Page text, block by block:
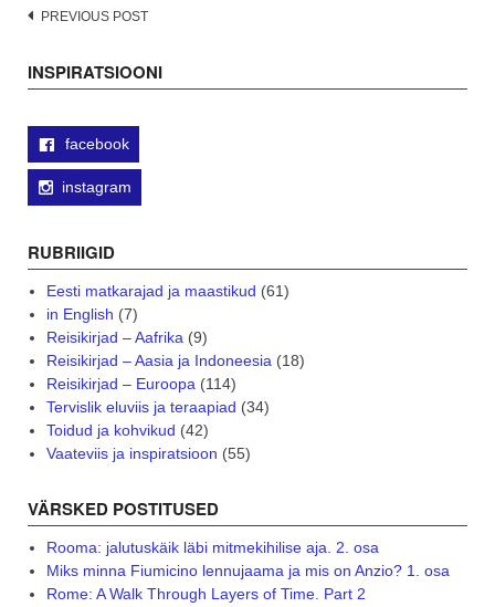
Post
PREVIOUS POST
INSPIRATSIOONI
facebook
instagram
RUBRIIGID
Eesti matkarajad ja maastikud (61)
in English (7)
Reisikirjad – Aafrika(9)
Reisikirjad – Aasia ja Indoneesia(18)
Reisikirjad – Euroopa(114)
Tervislik eluviis ja teraapiad (34)
Toidud ja kohvikud (42)
Vaateviis ja inspiratsioon (55)
VÄRSKED POSTITUSED
Rooma: jalutuskäik läbi mitmekihilise aja. 2. osa
Miks minna Fiumicino lennujaama ja mis on Anzio? 1. osa
Rome: A Walk Through Layers of Time. Part 2